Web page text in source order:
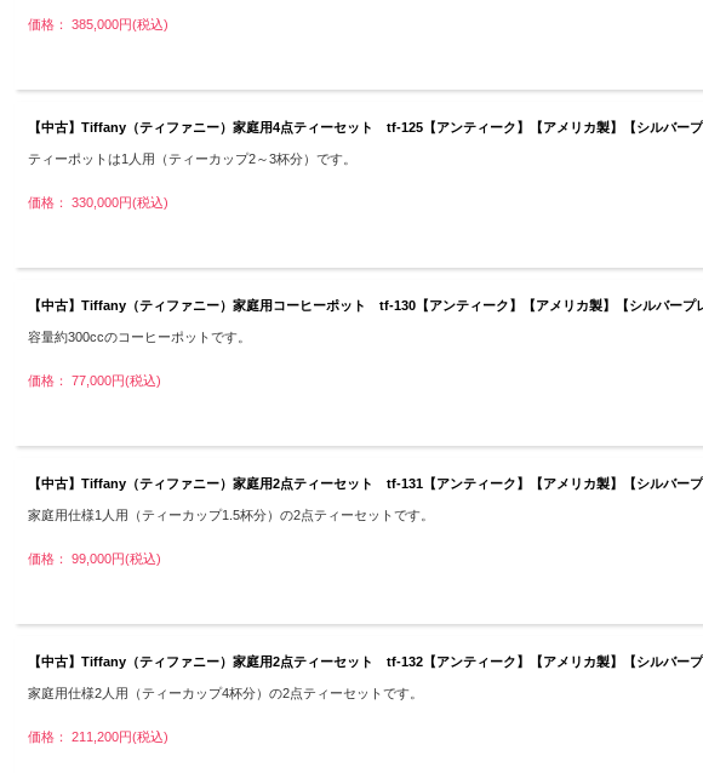
価格： 385,000円(税込)
【中古】Tiffany（ティファニー）家庭用4点ティーセット tf-125【アンティーク】【アメリカ製】【シルバープ
ティーポットは1人用（ティーカップ2～3杯分）です。
価格： 330,000円(税込)
【中古】Tiffany（ティファニー）家庭用コーヒーポット tf-130【アンティーク】【アメリカ製】【シルバープ
容量約300ccのコーヒーポットです。
価格： 77,000円(税込)
【中古】Tiffany（ティファニー）家庭用2点ティーセット tf-131【アンティーク】【アメリカ製】【シルバープ
家庭用仕様1人用（ティーカップ1.5杯分）の2点ティーセットです。
価格： 99,000円(税込)
【中古】Tiffany（ティファニー）家庭用2点ティーセット tf-132【アンティーク】【アメリカ製】【シルバープ
家庭用仕様2人用（ティーカップ4杯分）の2点ティーセットです。
価格： 211,200円(税込)